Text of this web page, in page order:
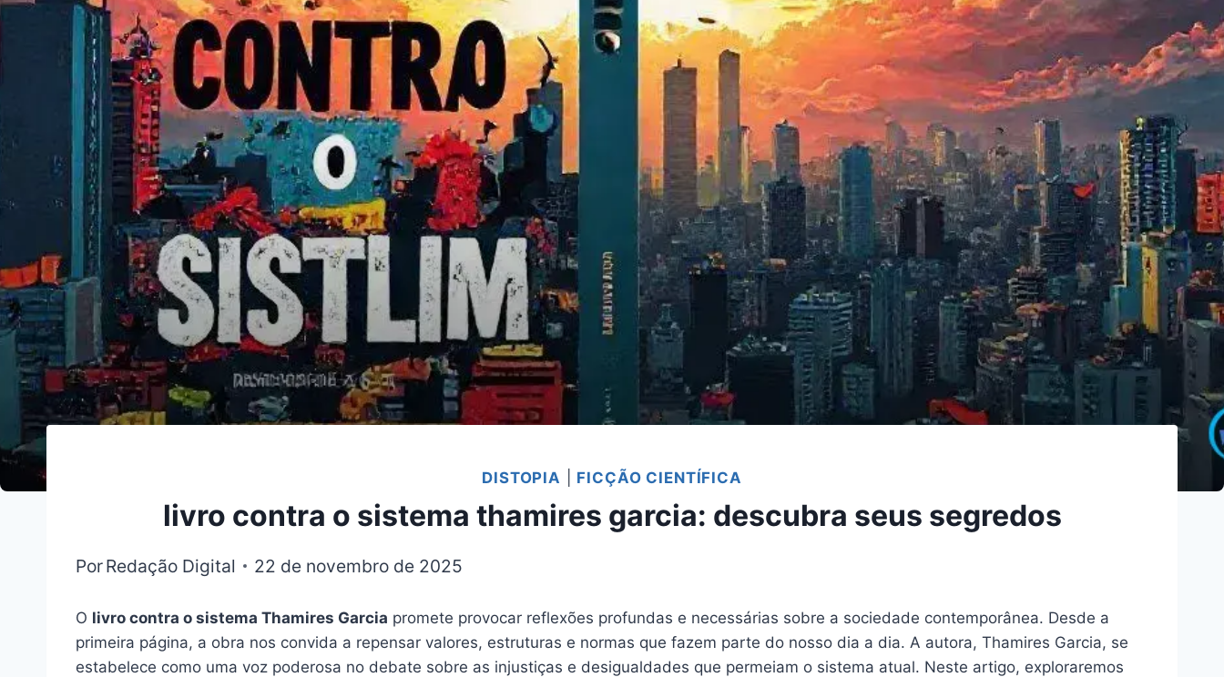
DISTOPIA FICÇÃO CIENTÍFICA
livro contra o sistema thamires garcia: descubra seus segredos
PorRedação Digital 22 de novembro de 2025
O livro contra o sistema Thamires Garcia promete provocar reflexões profundas e necessárias sobre a sociedade contemporânea. Desde a
primeira página, a obra nos convida a repensar valores, estruturas e normas que fazem parte do nosso dia a dia. A autora, Thamires Garcia, se
estabelece como uma voz poderosa no debate sobre as injustiças e desigualdades que permeiam o sistema atual. Neste artigo, exploraremos